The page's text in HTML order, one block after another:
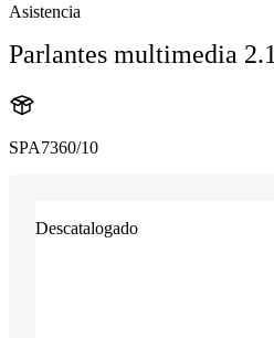
Asistencia
Parlantes multimedia 2.1
SPA7360/10
Descatalogado